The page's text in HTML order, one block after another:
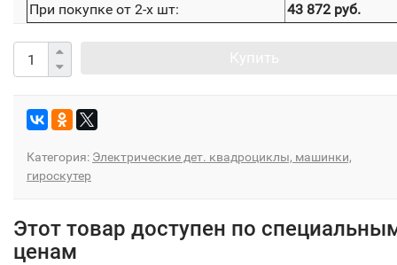
При покупке от 2-х шт:
43 872 руб.
Категория: Электрические дет. квадроциклы, машинки,
гироскутер
Этот товар доступен по
ценам